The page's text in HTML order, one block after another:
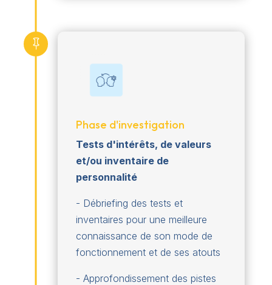
Phase d'investigation
Tests d'intérêts, de valeurs
et/ou inventaire de
personnalité
- Débriefing des tests et
inventaires pour une meilleure
connaissance de son mode de
fonctionnement et de ses atouts
- Approfondissement des pistes
